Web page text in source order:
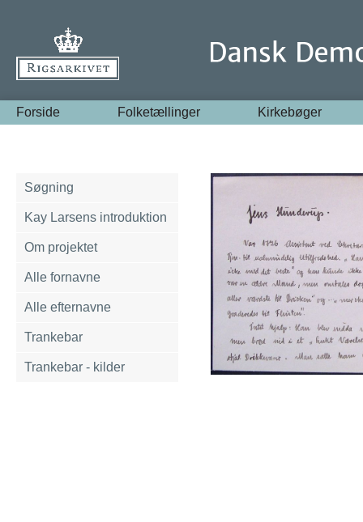
Forside Folketællinger Kirkebøger
Søgning
Kay Larsens introduktion
Om projektet
Alle fornavne
Alle efternavne
Trankebar
Trankebar - kilder